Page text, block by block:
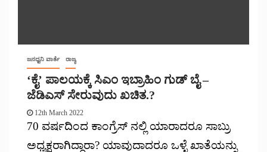
ಜನಧ್ವನಿ ವಾರ್ತೆ ರಾಜ್ಯ
‘ಕೈ’ ಪಾಲಯಕ್ಕೆ ಸಿಎಂ ಇಬ್ರಾಹಿಂ ಗುಡ್ ಬೈ –
ಜೆಡಿಎಸ್ ಸೇರುವುದು ಖಚಿತ.?
12th March 2022
70 ವರ್ಷದಿಂದ ಕಾಂಗ್ರೆಸ್ ನಲ್ಲಿ ಯಾರಾದರೂ ಸಾಬ್ರು
ಅಧ್ಯಕ್ಷರಾಗಿದ್ದಾರಾ? ಯಾವುದಾದರೂ ಒಳ್ಳೆ ಖಾತೆಯನ್ನು